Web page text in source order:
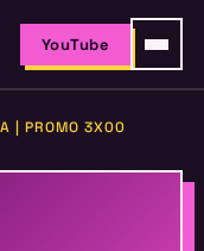
YouTube
| PROMO 3X00